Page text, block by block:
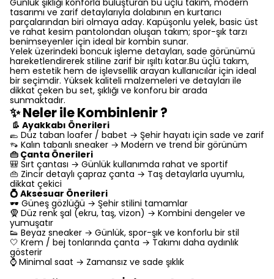
tasarımı ve zarif detaylarıyla dolabının en kurtarıcı
parçalarından biri olmaya aday. Kapüşonlu yelek, basic üst
ve rahat kesim pantolondan oluşan takım; spor-şık tarzı
benimseyenler için ideal bir kombin sunar.
Yelek üzerindeki boncuk işleme detayları, sade görünümü
hareketlendirerek stiline zarif bir ışıltı katar.Bu üçlü takım,
hem estetik hem de işlevsellik arayan kullanıcılar için ideal
bir seçimdir. Yüksek kaliteli malzemeleri ve detayları ile
dikkat çeken bu set, şıklığı ve konforu bir arada
sunmaktadır.
✨ Neler ile Kombinlenir ?
👢 Ayakkabı Önerileri
🥿 Düz taban loafer / babet → Şehir hayatı için sade ve zarif
👡 Kalın tabanlı sneaker → Modern ve trend bir görünüm
👜 Çanta Önerileri
🎒 Sırt çantası → Günlük kullanımda rahat ve sportif
👜 Zincir detaylı çapraz çanta → Taş detaylarla uyumlu,
dikkat çekici
💍 Aksesuar Önerileri
🕶 Güneş gözlüğü → Şehir stilini tamamlar
🧕 Düz renk şal (ekru, taş, vizon) → Kombini dengeler ve
yumuşatır
👟 Beyaz sneaker → Günlük, spor-şık ve konforlu bir stil
🤍 Krem / bej tonlarında çanta → Takımı daha aydınlık
gösterir
⌚ Minimal saat → Zamansız ve sade şıklık